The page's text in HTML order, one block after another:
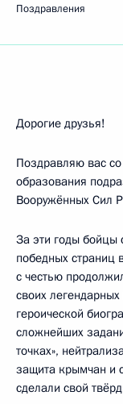
Поздравления
Дорогие друзья!
Поздравляю вас
образования
Вооружённых Сил
За эти годы бойцы
победных страниц
с честью
своих
героической
сложнейших
точках»,
защита крымчан и
сделали свой